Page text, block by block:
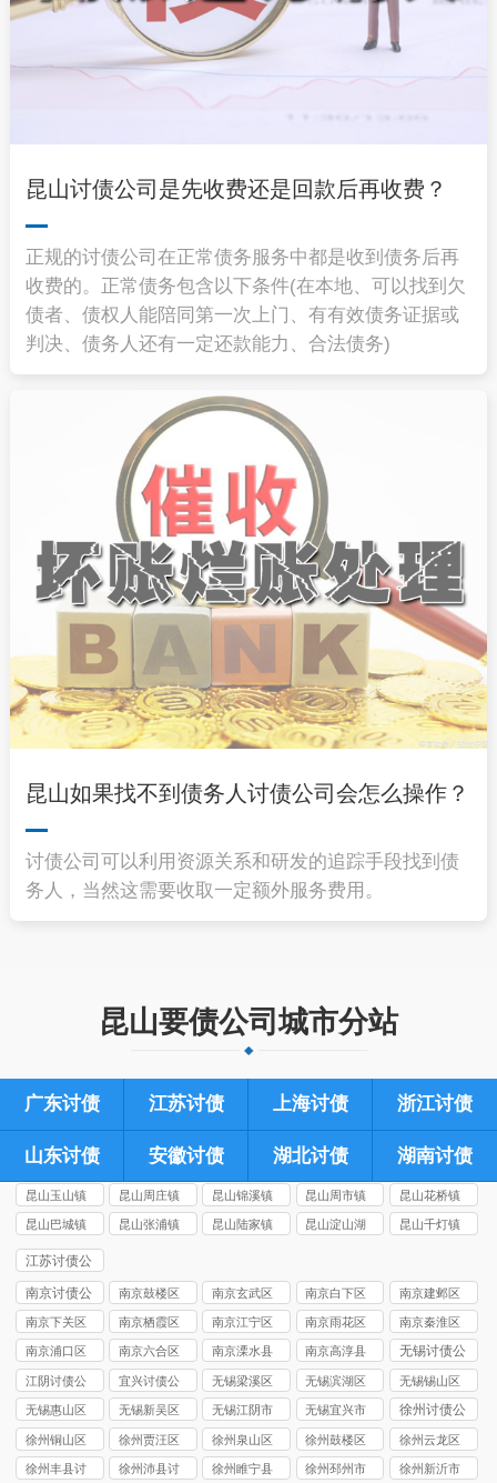
昆山讨债公司是先收费还是回款后再收费？
正规的讨债公司在正常债务服务中都是收到债务后再
收费的。正常债务包含以下条件(在本地、可以找到欠
债者、债权人能陪同第一次上门、有有效债务证据或
判决、债务人还有一定还款能力、合法债务)
昆山如果找不到债务人讨债公司会怎么操作？
讨债公司可以利用资源关系和研发的追踪手段找到债
务人，当然这需要收取一定额外服务费用。
昆山要债公司城市分站
广东讨债 江苏讨债 上海讨债 浙江讨债
山东讨债 安徽讨债 湖北讨债 湖南讨债
昆山玉山镇
讨债公司
昆山周庄镇
讨债公司
昆山锦溪镇
讨债公司
昆山周市镇
讨债公司
昆山花桥镇
讨债公司
昆山巴城镇
讨债公司
昆山张浦镇
昆山陆家镇
昆山淀山湖
昆山千灯镇
江苏讨债公
司
南京讨债公
司
南京鼓楼区
讨债公司
南京玄武区
讨债公司
南京白下区
讨债公司
南京建邺区
讨债公司
南京下关区
讨债公司
南京栖霞区
讨债公司
南京江宁区
讨债公司
南京雨花区
讨债公司
南京秦淮区
讨债公司
南京浦口区
讨债公司
南京六合区
讨债公司
南京溧水县
讨债公司
南京高淳县
讨债公司
无锡讨债公
司
江阴讨债公
司
宜兴讨债公
司
无锡梁溪区
讨债公司
无锡滨湖区
讨债公司
无锡锡山区
讨债公司
无锡惠山区
讨债公司
无锡新吴区
讨债公司
无锡江阴市
讨债公司
无锡宜兴市
讨债公司
徐州讨债公
司
徐州铜山区
讨债公司
徐州贾汪区
讨债公司
徐州泉山区
讨债公司
徐州鼓楼区
讨债公司
徐州云龙区
讨债公司
徐州丰县讨
徐州沛县讨
徐州睢宁县
徐州‌邳州市
徐州新沂市